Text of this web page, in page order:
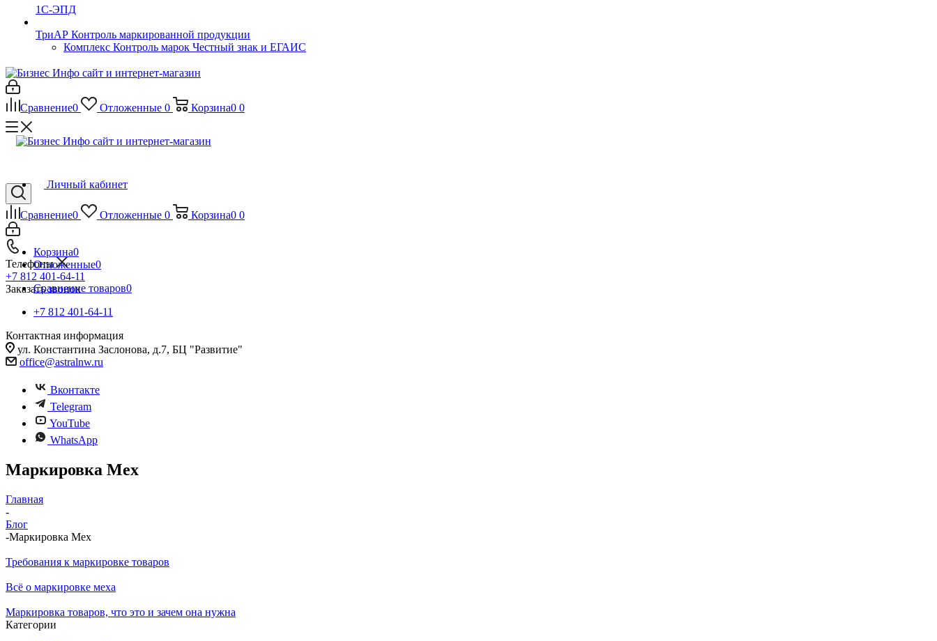
1С-ЭПД
ТриАР Контроль маркированной продукции
Комплекс Контроль марок Честный знак и ЕГАИС
Сравнение0 Отложенные 0 Корзина0 0
Сравнение0 Отложенные 0 Корзина0 0
Телефоны
+7 812 401-64-11
Заказать звонок
Личный кабинет
Корзина0
Отложенные0
Сравнение товаров0
+7 812 401-64-11
Контактная информация
ул. Константина Заслонова, д.7, БЦ "Развитие"
office@astralnw.ru
Вконтакте
Telegram
YouTube
WhatsApp
Маркировка Мех
Главная
-
Блог
-Маркировка Мех
Требования к маркировке товаров
Всё о маркировке меха
Маркировка товаров, что это и зачем она нужна
Категории